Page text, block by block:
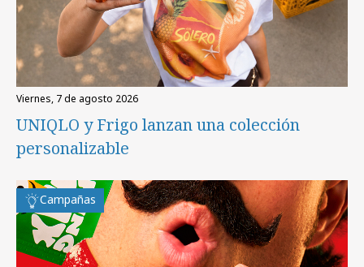
viernes, 7 de agosto 2026
UNIQLO y Frigo lanzan una colección
personalizable
Campañas